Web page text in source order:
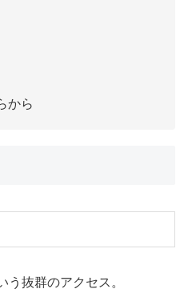
から
う抜群のアクセス。